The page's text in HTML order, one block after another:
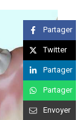
Partager
Twitter
Partager
Partager
Envoyer